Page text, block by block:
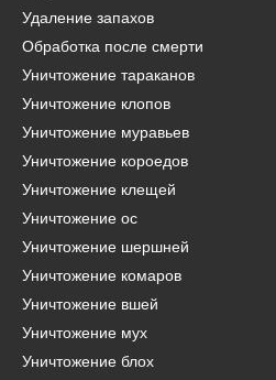
Удаление запахов
Обработка после смерти
Уничтожение тараканов
Уничтожение клопов
Уничтожение муравьев
Уничтожение короедов
Уничтожение клещей
Уничтожение ос
Уничтожение шершней
Уничтожение комаров
Уничтожение вшей
Уничтожение мух
Уничтожение блох